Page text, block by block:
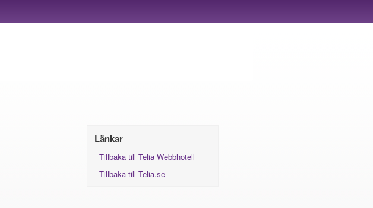
Länkar
Tillbaka till Telia Webbhotell
Tillbaka till Telia.se